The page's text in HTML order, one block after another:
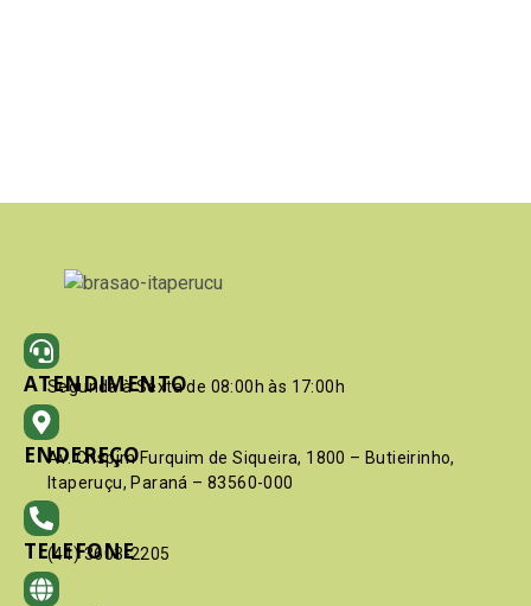
ATENDIMENTO
Segunda à Sexta de 08:00h às 17:00h
ENDEREÇO
Av. Crispim Furquim de Siqueira, 1800 – Butieirinho,
Itaperuçu, Paraná – 83560-000
TELEFONE
(41) 3603-2205